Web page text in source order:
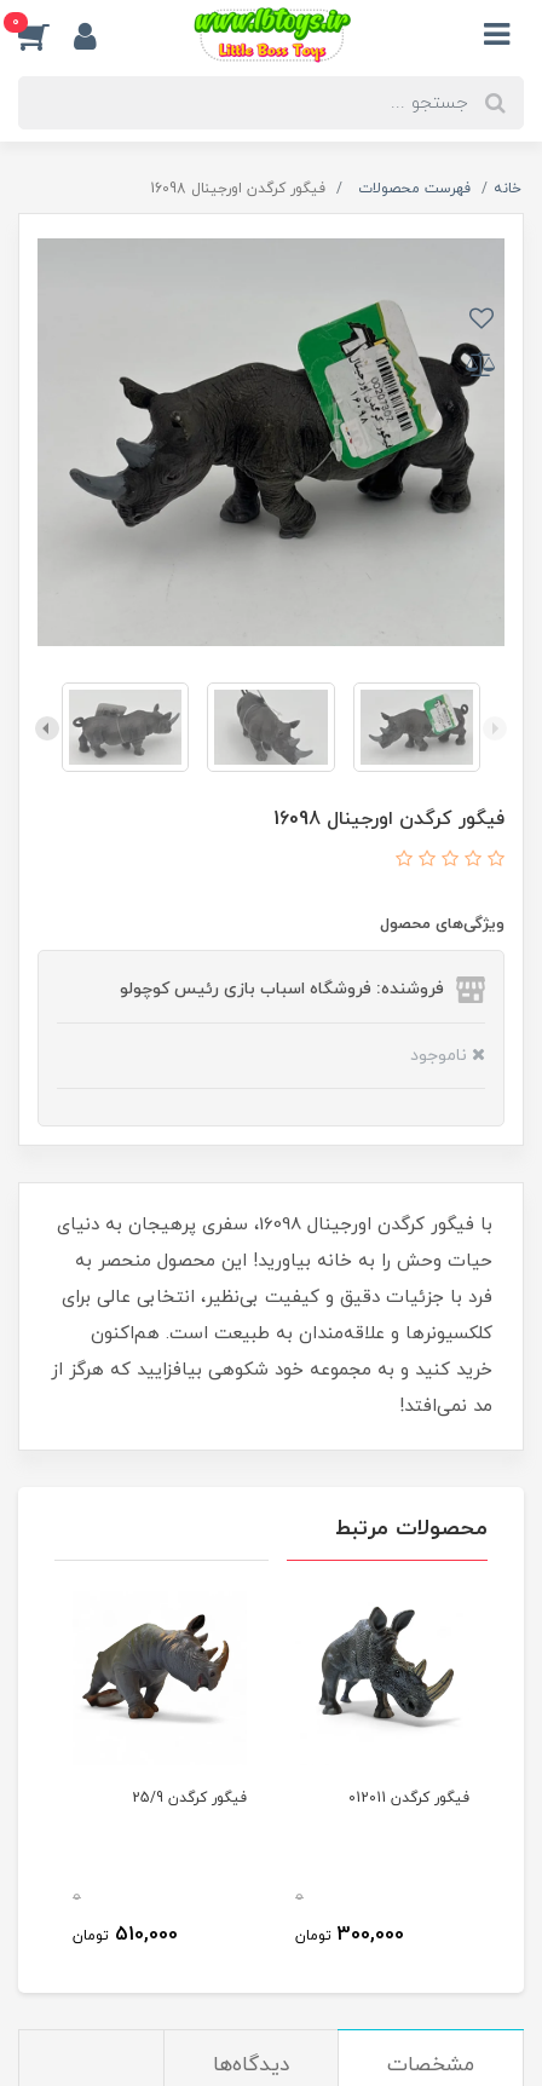
0
خانه فهرست محصولات فیگور کرگدن اورجینال 16098
فیگور کرگدن اورجینال 16098
ویژگی‌های محصول
فروشنده: فروشگاه اسباب بازی رئیس کوچولو
ناموجود
با فیگور کرگدن اورجینال 16098، سفری پرهیجان به دنیای
حیات وحش را به خانه بیاورید! این محصول منحصر به
فرد با جزئیات دقیق و کیفیت بی‌نظیر، انتخابی عالی برای
کلکسیونرها و علاقه‌مندان به طبیعت است. هم‌اکنون
خرید کنید و به مجموعه خود شکوهی بیافزایید که هرگز از
مد نمی‌افتد!
محصولات مرتبط
فیگور کرگدن 012011
0
300,000 تومان
فیگور کرگدن 25/9
0
510,000 تومان
مشخصات دیدگاه‌ها